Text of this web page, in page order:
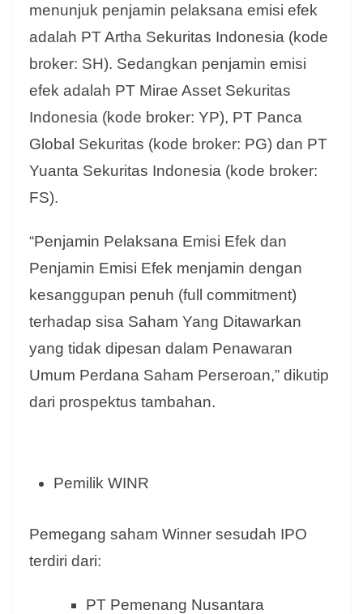
menunjuk penjamin pelaksana emisi efek
adalah PT Artha Sekuritas Indonesia (kode
broker: SH). Sedangkan penjamin emisi
efek adalah PT Mirae Asset Sekuritas
Indonesia (kode broker: YP), PT Panca
Global Sekuritas (kode broker: PG) dan PT
Yuanta Sekuritas Indonesia (kode broker:
FS).
“Penjamin Pelaksana Emisi Efek dan
Penjamin Emisi Efek menjamin dengan
kesanggupan penuh (full commitment)
terhadap sisa Saham Yang Ditawarkan
yang tidak dipesan dalam Penawaran
Umum Perdana Saham Perseroan,” dikutip
dari prospektus tambahan.
Pemilik WINR
Pemegang saham Winner sesudah IPO
terdiri dari:
PT Pemenang Nusantara